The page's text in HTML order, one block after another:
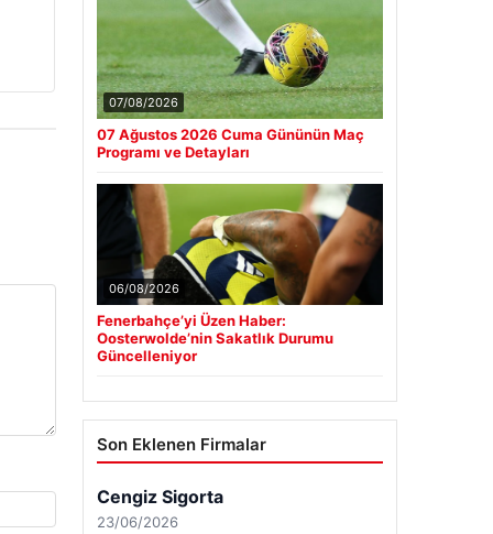
07/08/2026
07 Ağustos 2026 Cuma Gününün Maç
Programı ve Detayları
06/08/2026
Fenerbahçe’yi Üzen Haber:
Oosterwolde’nin Sakatlık Durumu
Güncelleniyor
Son Eklenen Firmalar
Cengiz Sigorta
23/06/2026